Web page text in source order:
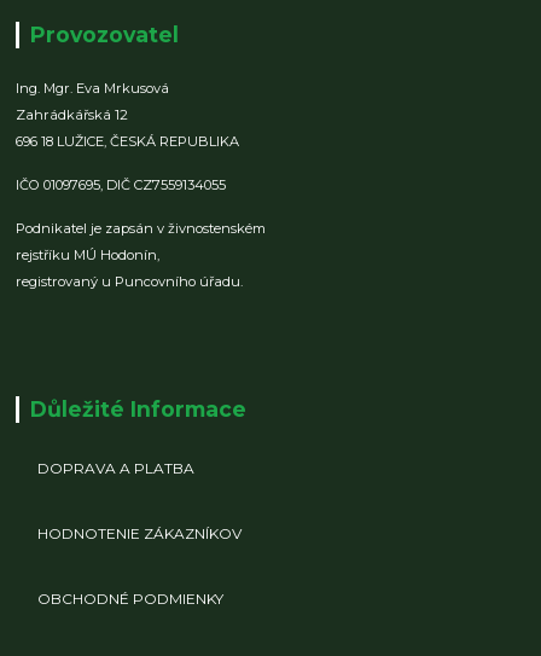
Provozovatel
Ing. Mgr. Eva Mrkusová
Zahrádkářská 12
696 18 LUŽICE,ČESKÁ REPUBLIKA
IČO 01097695, DIČ CZ7559134055
Podnikatel je zapsán v živnostenském
rejstříku MÚ Hodonín,
registrovaný u Puncovního úřadu.
Důležité Informace
DOPRAVA A PLATBA
HODNOTENIE ZÁKAZNÍKOV
OBCHODNÉ PODMIENKY